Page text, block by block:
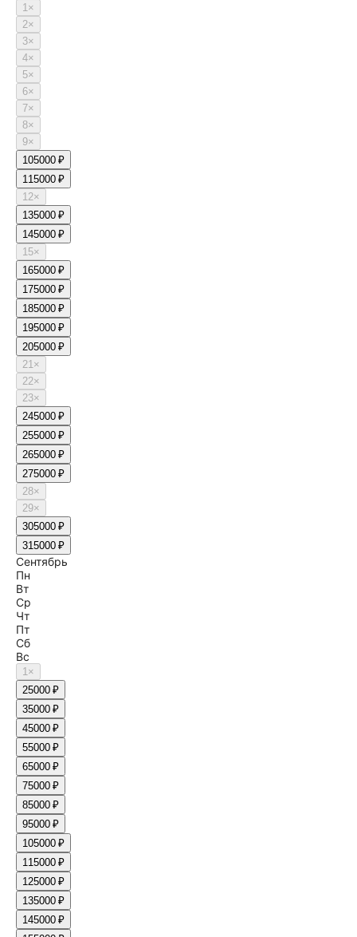
1×
2×
3×
4×
5×
6×
7×
8×
9×
105000 ₽
115000 ₽
12×
135000 ₽
145000 ₽
15×
165000 ₽
175000 ₽
185000 ₽
195000 ₽
205000 ₽
21×
22×
23×
245000 ₽
255000 ₽
265000 ₽
275000 ₽
28×
29×
305000 ₽
315000 ₽
Сентябрь
Пн
Вт
Ср
Чт
Пт
Сб
Вс
1×
25000 ₽
35000 ₽
45000 ₽
55000 ₽
65000 ₽
75000 ₽
85000 ₽
95000 ₽
105000 ₽
115000 ₽
125000 ₽
135000 ₽
145000 ₽